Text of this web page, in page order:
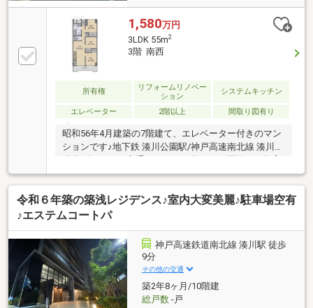
1,580万円
3LDK 55m2
3階 南西
所有権
リフォームリノベー
ション
システムキッチン
エレベーター 2階以上 間取り図有り
昭和56年4月建築の7階建て、エレベーター付きのマン
ションです♪地下鉄 湊川公園駅/神戸高速南北線 湊川駅
施設・スーパー・ドラッグストア・郵便局・病院・区
役所などがあり各種行政の手続きやお買い物等大変便
利な立地です♪お部屋は3階の南西向き・日当たり・通
風良好な3LDKです！全居室収納がありお部屋をスッキ
内リフォーム歴がございます！システムキッチン・ユ
ニットバス・給湯器・洗面化粧台・洗濯パン・トイ
レ・スイッチ交換、全面フローリング・全室クロス張
替え、全室建具新調、ハウスクリーニングなど♪
令和６年築の築浅レジデンス♪室内大変美麗♪駐車場空有
♪エステムコートパ
神戸高速鉄道南北線 湊川駅 徒歩
9分
その他の交通
築2年8ヶ月/10階建
総戸数-戸